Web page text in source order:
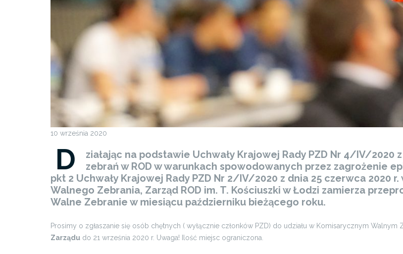
10 września 2020
D
ziałając na podstawie Uchwały Krajowej Rady PZD Nr 4/IV/2020
zebrań w ROD w warunkach spowodowanych przez zagrożenie
pkt 2 Uchwały Krajowej Rady PZD Nr 2/IV/2020 z dnia 25 czerwca 2020
Walnego Zebrania, Zarząd ROD im. T. Kościuszki w Łodzi zamierza
Walne Zebranie w miesiącu październiku bieżącego roku.
Prosimy o zgłaszanie się osób chętnych ( wyłącznie członków PZD) do udziału w Komisarycznym Walnym
Zarządu do 21 września 2020 r. Uwaga! Ilość miejsc ograniczona.